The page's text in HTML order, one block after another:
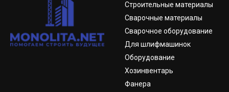
Строительные материалы
Сварочные материалы
Сварочное оборудование
Для шлифмашинок
Оборудование
Хозинвентарь
Фанера